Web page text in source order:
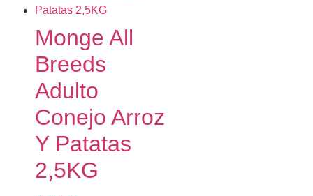
Monge All
Breeds
Adulto
Conejo Arroz
Y Patatas
2,5KG